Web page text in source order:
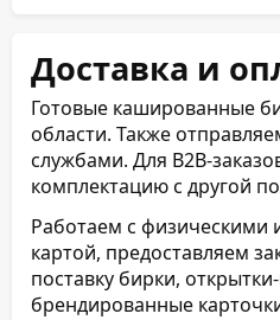
Доставка и
Готовые кашированные
области. Также
службами. Для B2B-
комплектацию с другой
Работаем с физическими
картой, предоставляем
поставку бирки,
брендированные